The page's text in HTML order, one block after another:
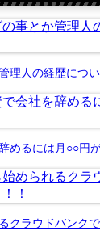
理人の経歴につ
めるには月○○円
クラウドバンク